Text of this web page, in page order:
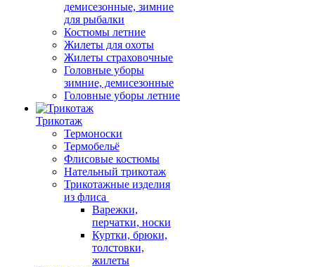
демисезонные, зимние
для рыбалки
Костюмы летние
Жилеты для охоты
Жилеты страховочные
Головные уборы
зимние, демисезонные
Головные уборы летние
Трикотаж
Термоноски
Термобельё
Флисовые костюмы
Нательный трикотаж
Трикотажные изделия
из флиса
Варежки,
перчатки, носки
Куртки, брюки,
толстовки,
жилеты